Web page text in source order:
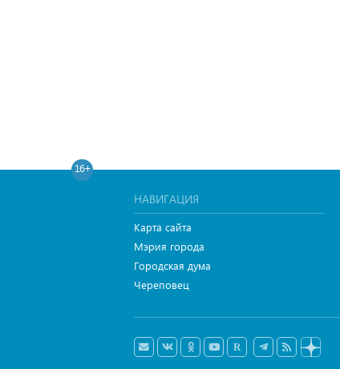
16+
НАВИГАЦИЯ
Карта сайта
Мэрия города
Городская дума
Череповец